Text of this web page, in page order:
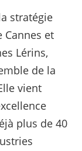
stratégie
Cannes et
Lérins,
de la
vient
plus de 40